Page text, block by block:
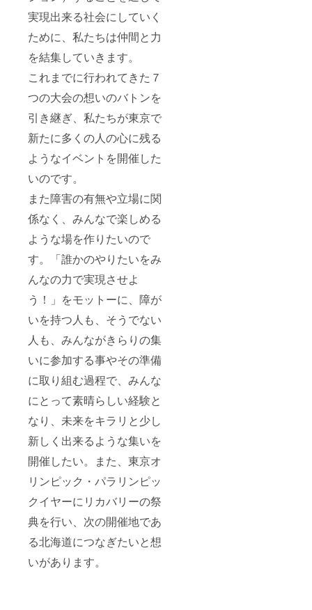
実現出来る社会にしていく
ために、私たちは仲間と力
を結集していきます。
これまでに行われてきた７
つの大会の想いのバトンを
引き継ぎ、私たちが東京で
新たに多くの人の心に残る
ようなイベントを開催した
いのです。
また障害の有無や立場に関
係なく、みんなで楽しめる
ような場を作りたいので
す。「誰かのやりたいをみ
んなの力で実現させよ
う！」をモットーに、障が
いを持つ人も、そうでない
人も、みんながきらりの集
いに参加する事やその準備
に取り組む過程で、みんな
にとって素晴らしい経験と
なり、未来をキラリと少し
新しく出来るような集いを
開催したい。また、東京オ
リンピック・パラリンピッ
クイヤーにリカバリーの祭
典を行い、次の開催地であ
る北海道につなぎたいと想
いがあります。